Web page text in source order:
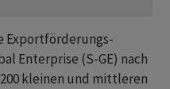
Exportförderungs-
Enterprise (S-GE) nach
kleinen und mittleren